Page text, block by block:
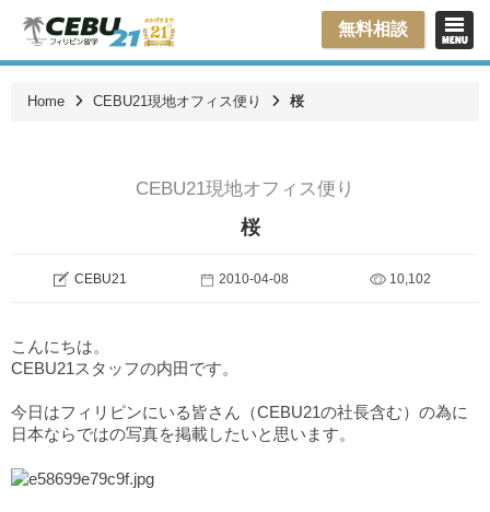
無料相談
Home CEBU21現地オフィス便り 桜
CEBU21現地オフィス便り
桜
CEBU21 2010-04-08 10,102
こんにちは。
CEBU21スタッフの内田です。
今日はフィリピンにいる皆さん（CEBU21の社長含む）の為に
日本ならではの写真を掲載したいと思います。